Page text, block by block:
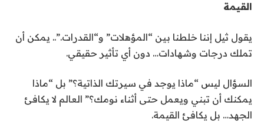
القيمة
يقول ثيل إننا خلطنا بين “المؤهلات” و“القدرات”... يمكن أن
تملك درجات وشهادات… دون أي تأثير حقيقي.
السؤال ليس “ماذا يوجد في سيرتك الذاتية؟” بل “ماذا
يمكنك أن تبني ويعمل حتى أثناء نومك؟” العالم لا يكافئ
الجهد… بل يكافئ القيمة.